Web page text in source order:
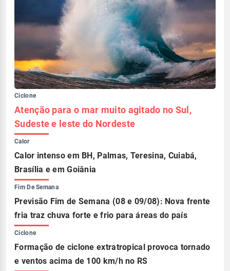
Ciclone
Atenção para o mar muito agitado no Sul,
Sudeste e leste do Nordeste
Calor
Calor intenso em BH, Palmas, Teresina, Cuiabá,
Brasília e em Goiânia
Fim De Semana
Previsão Fim de Semana (08 e 09/08): Nova frente
fria traz chuva forte e frio para áreas do país
Ciclone
Formação de ciclone extratropical provoca tornado
e ventos acima de 100 km/h no RS